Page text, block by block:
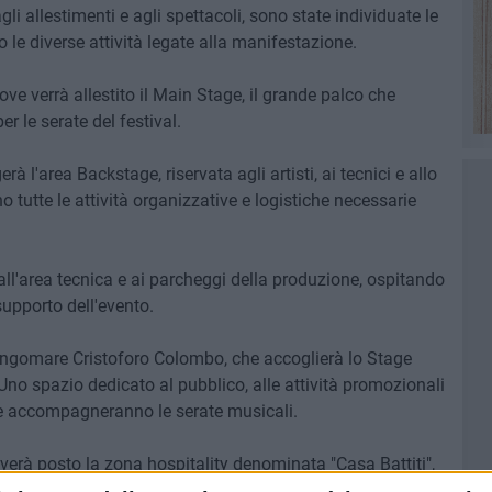
allestimenti e agli spettacoli, sono state individuate le
le diverse attività legate alla manifestazione.
verrà allestito il Main Stage, il grande palco che
le serate del festival.
l'area Backstage, riservata agli artisti, ai tecnici e allo
tutte le attività organizzative e logistiche necessarie
tecnica e ai parcheggi della produzione, ospitando
dell'evento.
Cristoforo Colombo, che accoglierà lo Stage
spazio dedicato al pubblico, alle attività promozionali
le serate musicali.
posto la zona hospitality denominata "Casa Battiti",